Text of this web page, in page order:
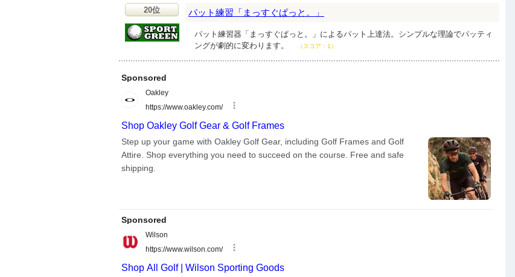
20位 パット練習「まっすぐぱっと。」
パット練習器「まっすぐぱっと。」によるパット上達法。シンプルな理論でパッティ
ングが劇的に変わります。
（スコア：1）